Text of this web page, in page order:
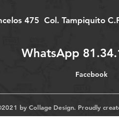
475 Col. Tampiquito
WhatsApp
Facebook
by Collage Design. Proudly